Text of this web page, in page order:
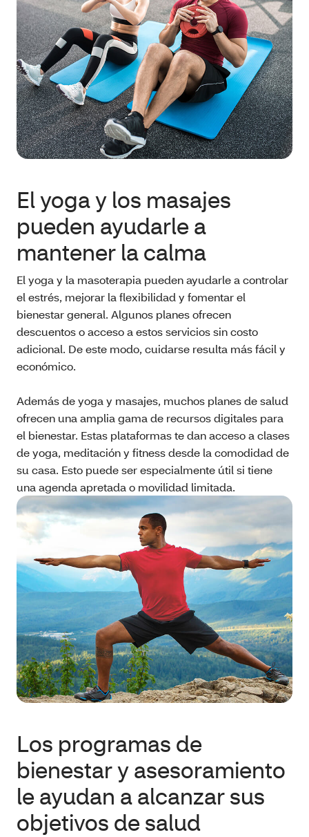
El yoga y los masajes
pueden ayudarle a
mantener la calma
El yoga y la masoterapia pueden ayudarle a controlar
el estrés, mejorar la flexibilidad y fomentar el
bienestar general. Algunos planes ofrecen
descuentos o acceso a estos servicios sin costo
adicional. De este modo, cuidarse resulta más fácil y
económico.
Además de yoga y masajes, muchos planes de salud
ofrecen una amplia gama de recursos digitales para
el bienestar. Estas plataformas te dan acceso a clases
de yoga, meditación y fitness desde la comodidad de
su casa. Esto puede ser especialmente útil si tiene
una agenda apretada o movilidad limitada.
Los programas de
bienestar y asesoramiento
le ayudan a alcanzar sus
objetivos de salud